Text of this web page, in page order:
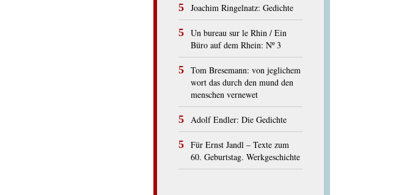
Joachim Ringelnatz: Gedichte
Un bureau sur le Rhin / Ein
Büro auf dem Rhein: Nº 3
Tom Bresemann: von jeglichem
wort das durch den mund den
menschen vernewet
Adolf Endler: Die Gedichte
Für Ernst Jandl – Texte zum
60. Geburtstag. Werkgeschichte